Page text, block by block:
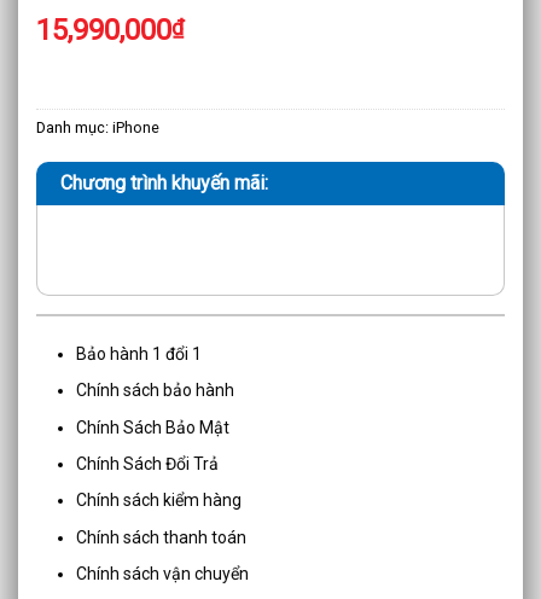
15,990,000₫
Danh mục: iPhone
Chương trình khuyến mãi:
Bảo hành 1 đổi 1
Chính sách bảo hành
Chính Sách Bảo Mật
Chính Sách Đổi Trả
Chính sách kiểm hàng
Chính sách thanh toán
Chính sách vận chuyển